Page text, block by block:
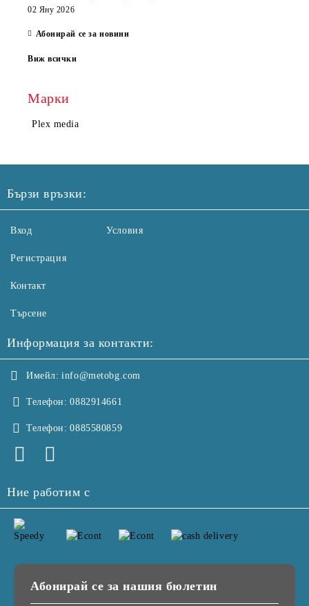
02 Яну 2026
Абонирай се за новини
Виж всички
Марки
Plex media
Бързи връзки:
Вход
Регистрация
Контакт
Търсене
Условия
Информация за контакти:
Имейл: info@metobg.com
Телефон: 0882914661
Телефон: 0885580859
Ние работим с
Абонирай се за нашия бюлетин